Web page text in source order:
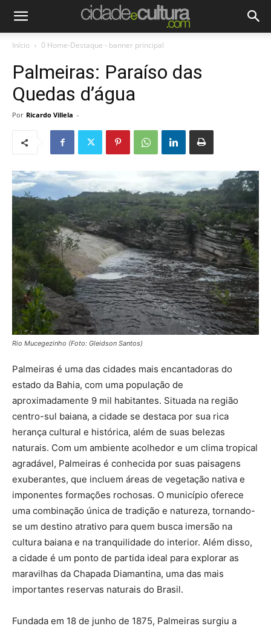
Início 0 Home-Destaque - banner principal
Palmeiras: Paraíso das
Quedas d’água
Por Ricardo Villela -
Rio Mucegezinho (Foto: Gleidson Santos)
Palmeiras é uma das cidades mais encantadoras do
estado da Bahia, com uma população de
aproximadamente 9 mil habitantes. Situada na região
centro-sul baiana, a cidade se destaca por sua rica
herança cultural e histórica, além de suas belezas
naturais. Com um ambiente acolhedor e um clima tropical
agradável, Palmeiras é conhecida por suas paisagens
exuberantes, que incluem áreas de vegetação nativa e
imponentes formações rochosas. O município oferece
uma combinação única de tradição e natureza, tornando-
se um destino atrativo para quem busca imersão na
cultura baiana e na tranquilidade do interior. Além disso,
a cidade é um ponto de partida ideal para explorar as
maravilhas da Chapada Diamantina, uma das mais
importantes reservas naturais do Brasil.
Fundada em 18 de junho de 1875, Palmeiras surgiu a